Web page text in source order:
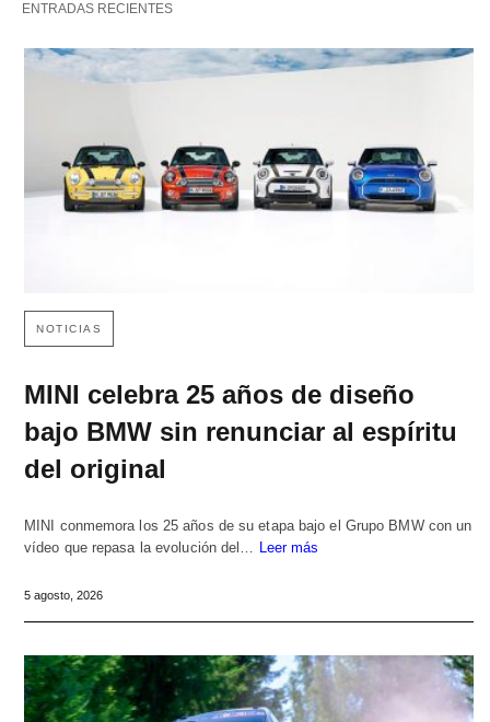
ENTRADAS RECIENTES
NOTICIAS
MINI celebra 25 años de diseño
bajo BMW sin renunciar al espíritu
del original
MINI conmemora los 25 años de su etapa bajo el Grupo BMW con un
vídeo que repasa la evolución del… Leer más
5 agosto, 2026